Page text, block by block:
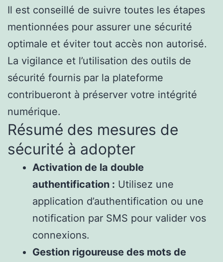
Il est conseillé de suivre toutes les étapes
mentionnées pour assurer une sécurité
optimale et éviter tout accès non autorisé.
La vigilance et l’utilisation des outils de
sécurité fournis par la plateforme
contribueront à préserver votre intégrité
numérique.
Résumé des mesures de
sécurité à adopter
Activation de la double
authentification : Utilisez une
application d’authentification ou une
notification par SMS pour valider vos
connexions.
Gestion rigoureuse des mots de